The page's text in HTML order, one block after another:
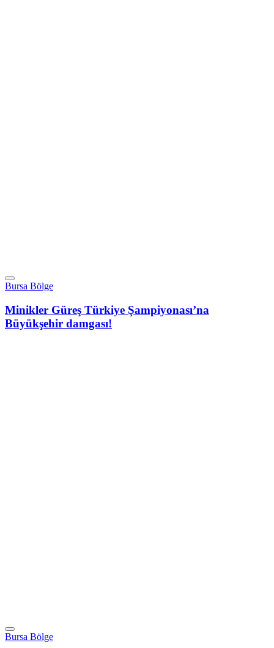
Bursa Bölge
Minikler Güreş Türkiye Şampiyonası’na
Büyükşehir damgası!
Bursa Bölge